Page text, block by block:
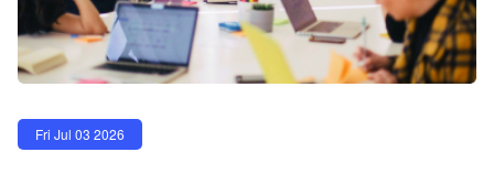
Fri Jul 03 2026